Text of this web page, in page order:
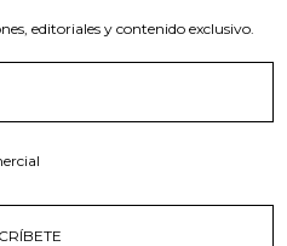
editoriales y contenido exclusivo.